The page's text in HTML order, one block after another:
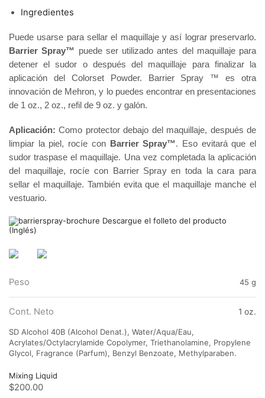
Ingredientes
Puede usarse para sellar el maquillaje y así lograr preservarlo.
Barrier Spray™ puede ser utilizado antes del maquillaje para
detener el sudor o después del maquillaje para finalizar la
aplicación del Colorset Powder. Barrier Spray ™ es otra
innovación de Mehron, y lo puedes encontrar en presentaciones
de 1 oz., 2 oz., refil de 9 oz. y galón.
Aplicación: Como protector debajo del maquillaje, después de
limpiar la piel, rocíe con
Barrier Spray™. Eso evitará que el
sudor traspase el maquillaje. Una vez completada la aplicación
del maquillaje, rocíe con Barrier Spray en toda la cara para
sellar el maquillaje. También evita que el maquillaje manche el
vestuario.
Descargue el folleto del producto
(Inglés)
Peso 45 g
Cont. Neto 1 oz.
SD Alcohol 40B (Alcohol Denat.), Water/Aqua/Eau,
Acrylates/Octylacrylamide Copolymer, Triethanolamine, Propylene
Glycol, Fragrance (Parfum), Benzyl Benzoate, Methylparaben.
Mixing Liquid
$200.00